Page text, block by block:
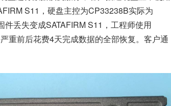
S11，硬盘主控为CP33238B实际为
丢失变成SATAFIRM S11，工程师使用
重前后花费4天完成数据的全部恢复。客户通